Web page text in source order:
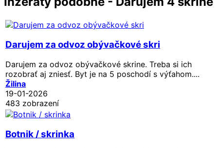
Darujem za odvoz obývačkové skri
Darujem za odvoz obývačkové skrine. Treba si ich
rozobrať aj zniesť. Byt je na 5 poschodí s výťahom....
Žilina
19-01-2026
483 zobrazení
Botnik / skrinka